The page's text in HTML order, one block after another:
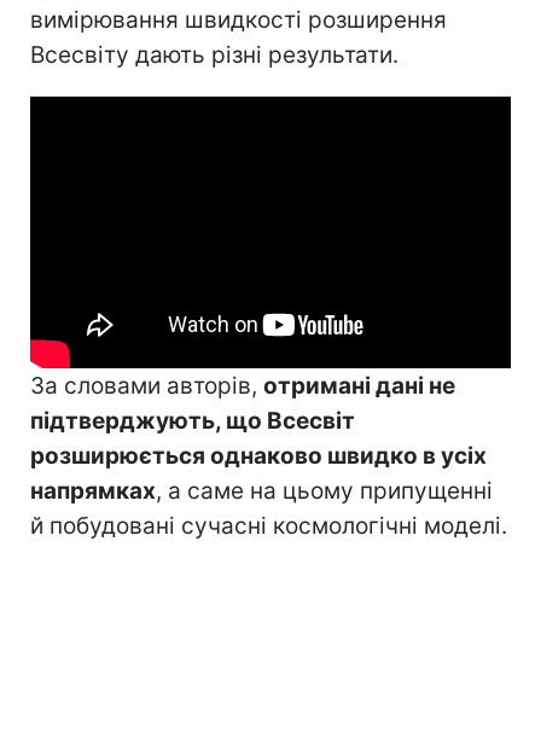
вимірювання швидкості розширення
Всесвіту дають різні результати.
За словами авторів, отримані дані не
підтверджують, що Всесвіт
розширюється однаково швидко в усіх
напрямках, а саме на цьому припущенні
й побудовані сучасні космологічні моделі.